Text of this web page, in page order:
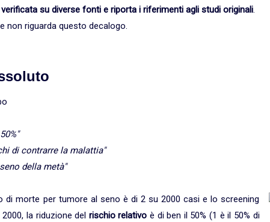
verificata su diverse fonti e riporta i riferimenti agli studi originali.
non riguarda questo decalogo.
di contrarre la malattia"
della metà"
di morte per tumore al seno è di 2 su 2000 casi e lo screening
la riduzione del rischio relativoè di ben il 50% (1 è il 50% di